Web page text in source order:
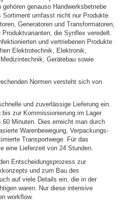
genauso Handwerksbetriebe
Sortiment umfasst nicht nur Produkte
Generatoren und Transformatoren,
die Synflex veredelt.
und vertriebenen Produkte
Elektrotechnik, Elektronik,
Gerätebau sowie
Normen versteht sich von
und zuverlässige Lieferung ein.
zur Kommissionierung im Lager
60 Minuten. Dies erreicht man durch
Warenbewegung, Verpackungs-
Transportwege. Für das
eine Lieferzeit von 24 Stunden.
Entscheidungsprozess zur
und zum Bau des
auf viele Details ein, die in der
waren. Nur diese intensive
workflow.